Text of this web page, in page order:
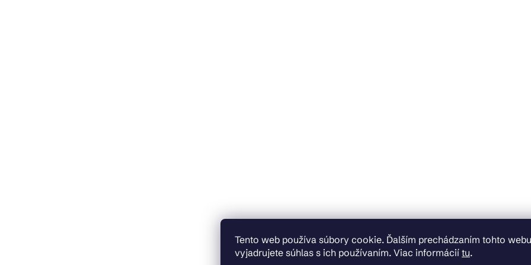
Tento web používa súbory cookie. Ďalším prechádzaním tohto webu
vyjadrujete súhlas s ich používaním. Viac informácií tu.